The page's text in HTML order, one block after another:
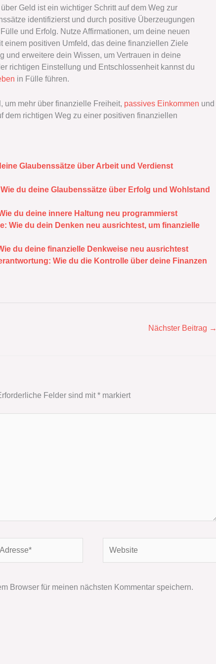
Geld ist ein wichtiger Schritt auf dem Weg zur
identifizierst und durch positive Überzeugungen
und Erfolg. Nutze Affirmationen, um deine neuen
einem positiven Umfeld, das deine finanziellen Ziele
und erweitere dein Wissen, um Vertrauen in deine
richtigen Einstellung und Entschlossenheit kannst du
in Fülle führen.
um mehr über finanzielle Freiheit, passives Einkommen und
dem richtigen Weg zu einer positiven finanziellen
Glaubenssätze über Arbeit und Verdienst
du deine Glaubenssätze über Erfolg und Wohlstand
du deine innere Haltung neu programmierst
Wie du dein Denken neu ausrichtest, um finanzielle
du deine finanzielle Denkweise neu ausrichtest
Wie du die Kontrolle über deine Finanzen
Nächster Beitrag →
Felder sind mit * markiert
Browser für meinen nächsten Kommentar speichern.